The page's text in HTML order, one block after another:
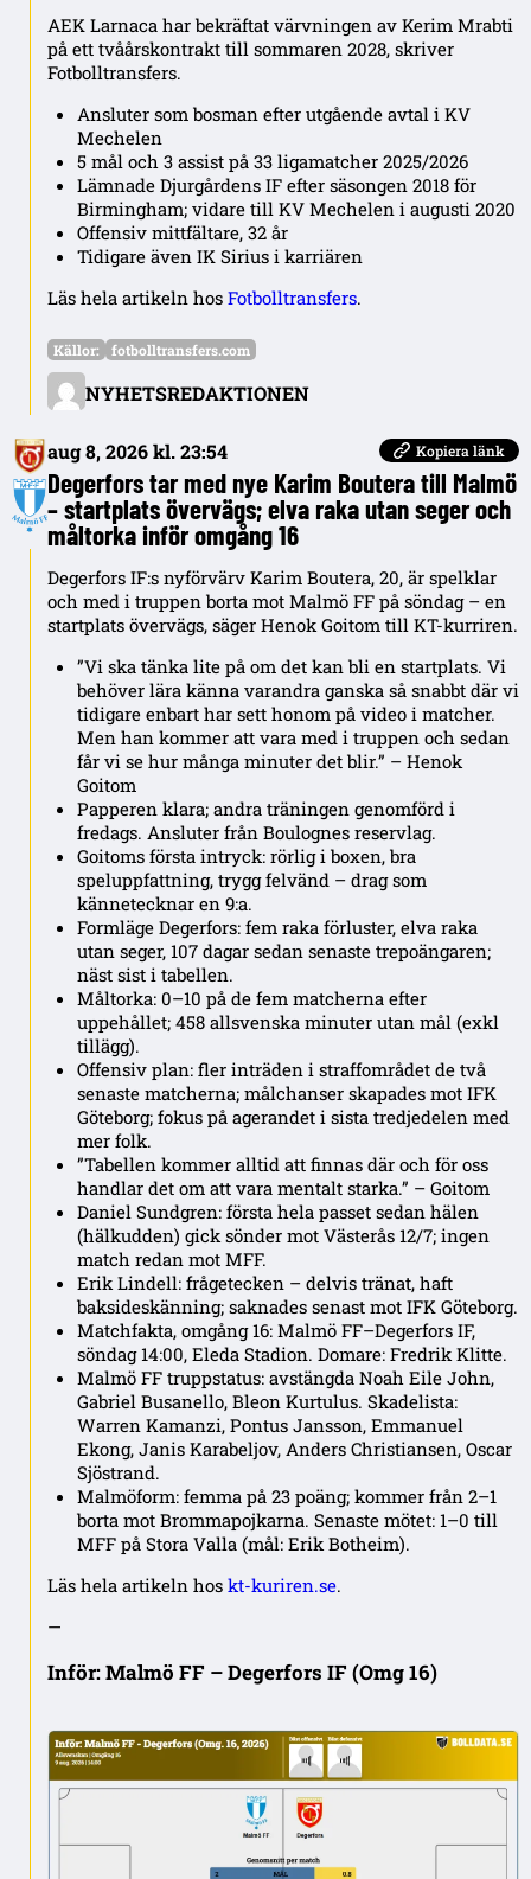
AEK Larnaca har bekräftat värvningen av Kerim Mrabti
på ett tvåårskontrakt till sommaren 2028, skriver
Fotbolltransfers.
Ansluter som bosman efter utgående avtal i KV
Mechelen
5 mål och 3 assist på 33 ligamatcher 2025/2026
Lämnade Djurgårdens IF efter säsongen 2018 för
Birmingham; vidare till KV Mechelen i augusti 2020
Offensiv mittfältare, 32 år
Tidigare även IK Sirius i karriären
Läs hela artikeln hos Fotbolltransfers.
NYHETSREDAKTIONEN
Källor: fotbolltransfers.com
aug 8, 2026 kl. 23:54 Kopiera länk
Degerfors tar med nye Karim Boutera till Malmö
– startplats övervägs; elva raka utan seger och
måltorka inför omgång 16
Degerfors IF:s nyförvärv Karim Boutera, 20, är spelklar
och med i truppen borta mot Malmö FF på söndag – en
startplats övervägs, säger Henok Goitom till KT-kurriren.
”Vi ska tänka lite på om det kan bli en startplats. Vi
behöver lära känna varandra ganska så snabbt där vi
tidigare enbart har sett honom på video i matcher.
Men han kommer att vara med i truppen och sedan
får vi se hur många minuter det blir.” – Henok
Goitom
Papperen klara; andra träningen genomförd i
fredags. Ansluter från Boulognes reservlag.
Goitoms första intryck: rörlig i boxen, bra
speluppfattning, trygg felvänd – drag som
kännetecknar en 9:a.
Formläge Degerfors: fem raka förluster, elva raka
utan seger, 107 dagar sedan senaste trepoängaren;
näst sist i tabellen.
Måltorka: 0–10 på de fem matcherna efter
uppehållet; 458 allsvenska minuter utan mål (exkl
tillägg).
Offensiv plan: fler inträden i straffområdet de två
senaste matcherna; målchanser skapades mot IFK
Göteborg; fokus på agerandet i sista tredjedelen med
mer folk.
”Tabellen kommer alltid att finnas där och för oss
handlar det om att vara mentalt starka.” – Goitom
Daniel Sundgren: första hela passet sedan hälen
(hälkudden) gick sönder mot Västerås 12/7; ingen
match redan mot MFF.
Erik Lindell: frågetecken – delvis tränat, haft
baksideskänning; saknades senast mot IFK Göteborg.
Matchfakta, omgång 16: Malmö FF–Degerfors IF,
söndag 14:00, Eleda Stadion. Domare: Fredrik Klitte.
Malmö FF truppstatus: avstängda Noah Eile John,
Gabriel Busanello, Bleon Kurtulus. Skadelista:
Warren Kamanzi, Pontus Jansson, Emmanuel
Ekong, Janis Karabeljov, Anders Christiansen, Oscar
Sjöstrand.
Malmöform: femma på 23 poäng; kommer från 2–1
borta mot Brommapojkarna. Senaste mötet: 1–0 till
MFF på Stora Valla (mål: Erik Botheim).
Läs hela artikeln hos kt-kuriren.se.
—
Inför: Malmö FF – Degerfors IF (Omg 16)